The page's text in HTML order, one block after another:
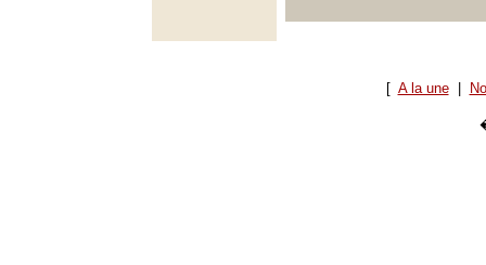
[ A la une|